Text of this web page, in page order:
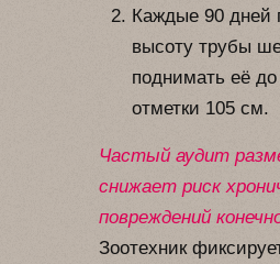
Каждые 90 дней
высоту трубы
поднимать её
отметки 105 см.
Частый аудит
снижает риск
повреждений
Зоотехник